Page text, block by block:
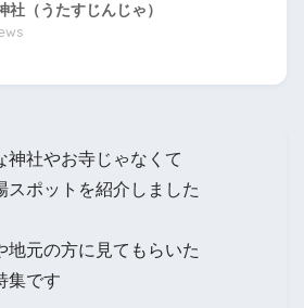
社（うたすじんじゃ）
神社やお寺じゃなくて
スポットを紹介しました
地元の方に見てもらいた
集です